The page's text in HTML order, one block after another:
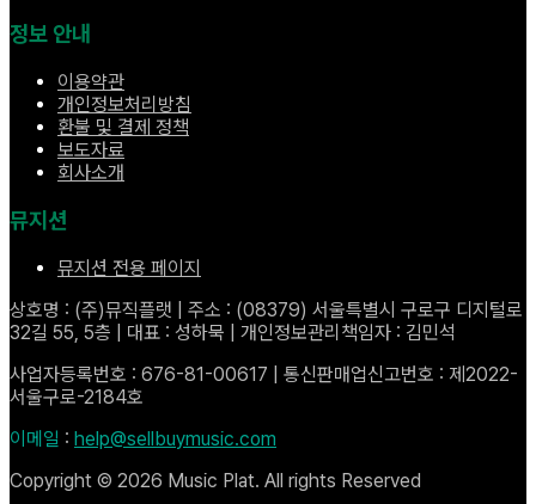
정보 안내
이용약관
개인정보처리방침
환불 및 결제 정책
보도자료
회사소개
뮤지션
뮤지션 전용 페이지
상호명 : (주)뮤직플랫 | 주소 : (08379) 서울특별시 구로구 디지털로
32길 55, 5층 | 대표 : 성하묵 | 개인정보관리책임자 : 김민석
사업자등록번호 : 676-81-00617 | 통신판매업신고번호 : 제2022-
서울구로-2184호
이메일 : help@sellbuymusic.com
Copyright © 2026 Music Plat. All rights Reserved